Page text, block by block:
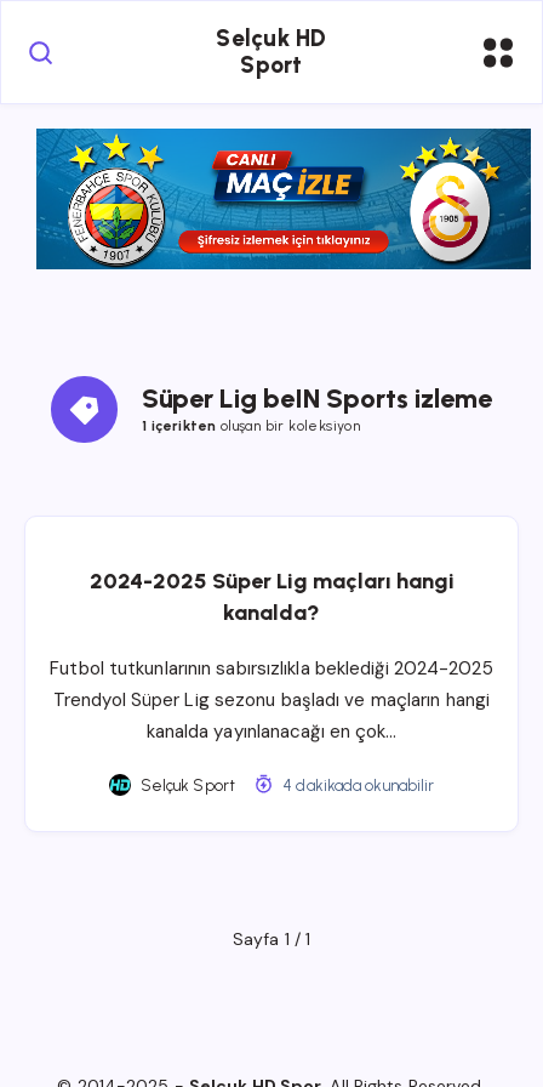
Selçuk HD
Sport
Süper Lig beIN Sports izleme
1 içerikten oluşan bir koleksiyon
2024-2025 Süper Lig maçları hangi
kanalda?
Futbol tutkunlarının sabırsızlıkla beklediği 2024-2025
Trendyol Süper Lig sezonu başladı ve maçların hangi
kanalda yayınlanacağı en çok…
Selçuk Sport 4 dakikada okunabilir
Sayfa 1 / 1